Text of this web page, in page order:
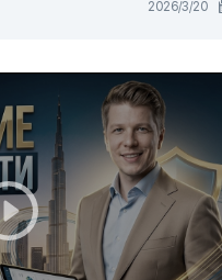
20‏/3‏/2026